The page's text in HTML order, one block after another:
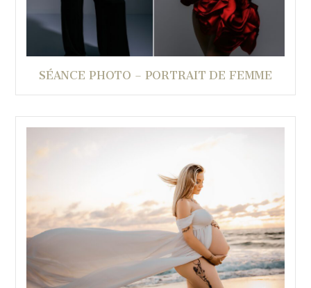
SÉANCE PHOTO – PORTRAIT DE FEMME